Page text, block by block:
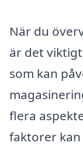
När du
är det
som kan
flera
faktorer